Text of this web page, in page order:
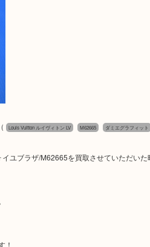
（ Louis Vuitton ルイヴィトン LV M62665 ダミエグラフィット
ユブラザ/M62665を買取させていただいた
！